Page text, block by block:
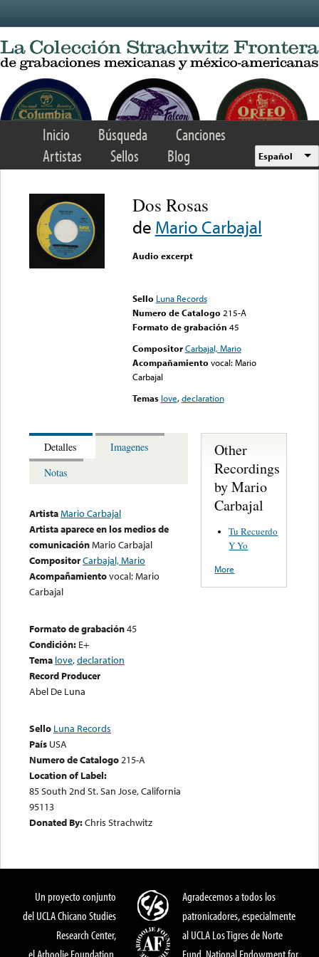
Inicio Búsqueda
Canciones
Artistas
Sellos Blog Español
Dos Rosas
de Mario Carbajal
Audio excerpt
Sello Luna Records
Numero de Catalogo 215-A
Formato de grabación 45
Compositor Carbajal, Mario
Acompañamiento vocal: Mario
Carbajal
Temas love,declaration
Detalles
Imagenes
Notas
ArtistaMario Carbajal
Artista aparece en los medios de
comunicaciónMario Carbajal
CompositorCarbajal, Mario
Acompañamientovocal: Mario
Carbajal
Formato de grabación45
Condición: E+
Tema love,declaration
Record Producer
Abel De Luna
Sello Luna Records
País USA
Numero de Catalogo215-A
Location of Label:
85 South 2nd St. San Jose, California
95113
Donated By:Chris Strachwitz
Other
Recordings
by Mario
Carbajal
Tu Recuerdo
Y Yo
More
Un proyecto conjunto
del UCLA Chicano Studies
Research Center,
Agradecemos a todos los
patronicadores, especialmente
al UCLA Los Tigres de Norte